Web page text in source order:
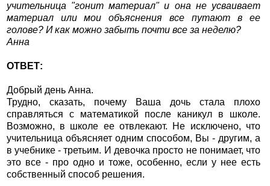
учительница "гонит материал" и она не усваивает
материал или мои объяснения все путают в ее
голове? И как можно забыть почти все за неделю?
Анна
ОТВЕТ:
Добрый день Анна.
Трудно, сказать, почему Ваша дочь стала плохо
справляться с математикой после каникул в школе.
Возможно, в школе ее отвлекают. Не исключено, что
учительница объясняет одним способом, Вы - другим, а
в учебнике - третьим. И девочка просто не понимает, что
это все - про одно и тоже, особенно, если у нее есть
собственный способ решения.